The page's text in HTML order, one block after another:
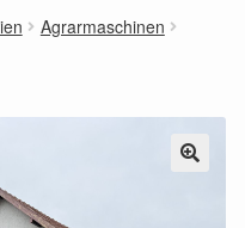
Agrarmaschinen